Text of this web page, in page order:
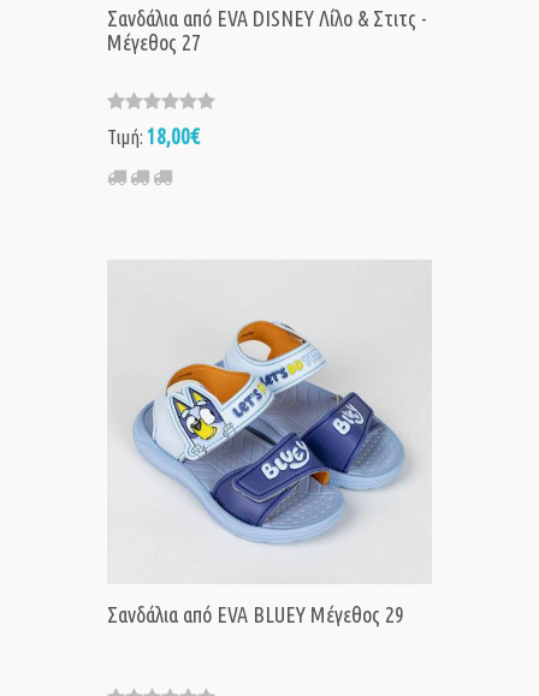
Σανδάλια από EVA DISNEY Λίλο & Στιτς -
Μέγεθος 27
Τιμή: 18,00€
Σανδάλια από EVA BLUEY Μέγεθος 29